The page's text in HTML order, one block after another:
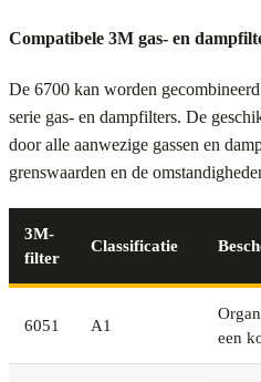
Compatibele 3M gas- en
De 6700 kan worden
serie gas- en dampfilters. De
door alle aanwezige gassen en
grenswaarden en de
3M-
filter
Classificatie
6051 A1
een